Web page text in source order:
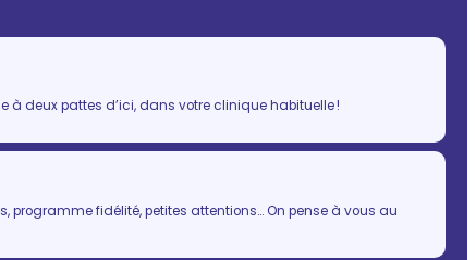
à deux pattes d’ici, dans votre clinique habituelle !
programme fidélité, petites attentions… On pense à vous au